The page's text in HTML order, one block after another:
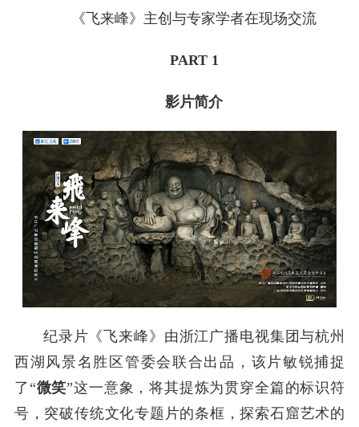
《飞来峰》主创与专家学者在现场交流
PART 1
影片简介
纪录片《飞来峰》由浙江广播电视集团与杭州
西湖风景名胜区管委会联合出品，该片敏锐捕捉
了“微笑”这一意象，将其提炼为贯穿全篇的标识符
号，突破传统文化专题片的条框，探索石窟艺术的